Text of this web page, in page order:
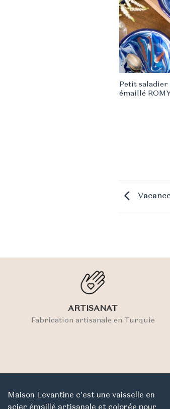
Petit saladier
émaillé
ARTISANAT
Fabrication artisanale en Turquie
Maison Levantine c'est une vaisselle en
acier émaillé artisanale et colorée pour